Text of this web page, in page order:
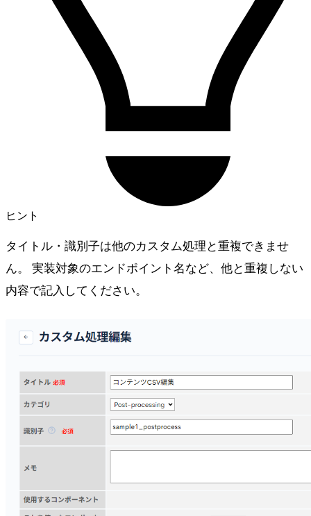
ヒント
タイトル・識別子は他のカスタム処理と重複できませ
ん。 実装対象のエンドポイント名など、他と重複しない
内容で記入してください。